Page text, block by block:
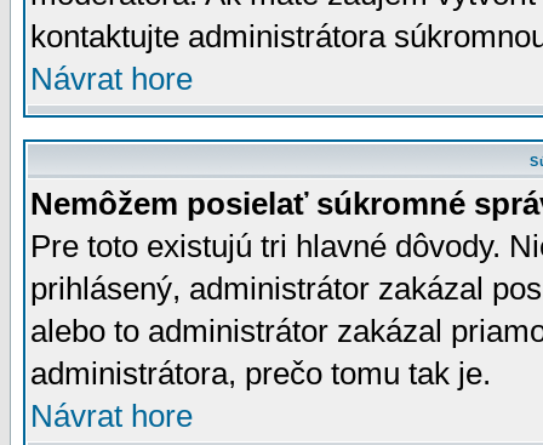
kontaktujte administrátora
Návrat hore
Nemôžem posielať súkromné
Pre toto existujú tri hlavné dôvody.
prihlásený, administrátor zakázal
alebo to administrátor zakázal
administrátora, prečo tomu tak je.
Návrat hore